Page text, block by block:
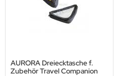
AURORA Dreiecktasche f.
Zubehör Travel Companion